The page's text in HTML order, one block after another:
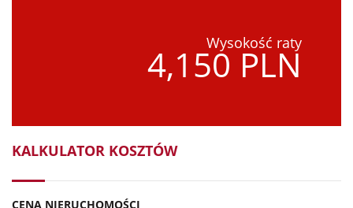
Wysokość raty
4,150 PLN
KALKULATOR KOSZTÓW
CENA NIERUCHOMOŚCI